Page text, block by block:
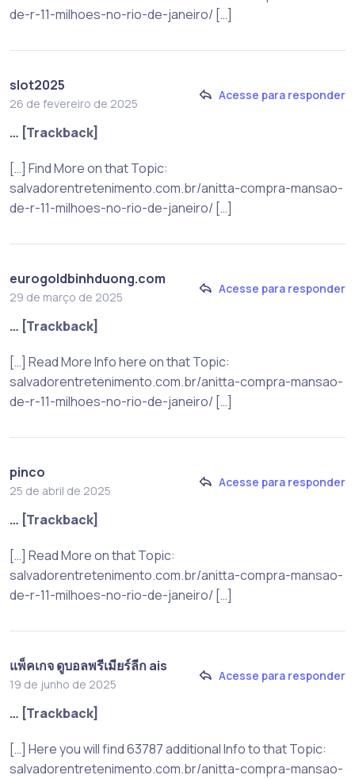
de-r-11-milhoes-no-rio-de-janeiro/ […]
slot2025
26 de fevereiro de 2025
Acesse para responder
… [Trackback]
[…] Find More on that Topic:
salvadorentretenimento.com.br/anitta-compra-mansao-
de-r-11-milhoes-no-rio-de-janeiro/ […]
eurogoldbinhduong.com
29 de março de 2025
Acesse para responder
… [Trackback]
[…] Read More Info here on that Topic:
salvadorentretenimento.com.br/anitta-compra-mansao-
de-r-11-milhoes-no-rio-de-janeiro/ […]
pinco
25 de abril de 2025
Acesse para responder
… [Trackback]
[…] Read More on that Topic:
salvadorentretenimento.com.br/anitta-compra-mansao-
de-r-11-milhoes-no-rio-de-janeiro/ […]
แพ็คเกจ ดูบอลพรีเมียร์ลีก ais
19 de junho de 2025
Acesse para responder
… [Trackback]
[…] Here you will find 63787 additional Info to that Topic:
salvadorentretenimento.com.br/anitta-compra-mansao-